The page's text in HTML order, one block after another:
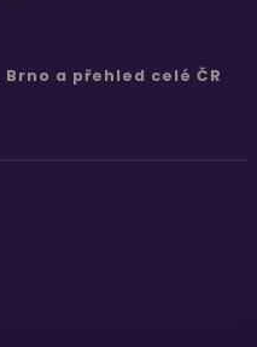
a přehled celé ČR